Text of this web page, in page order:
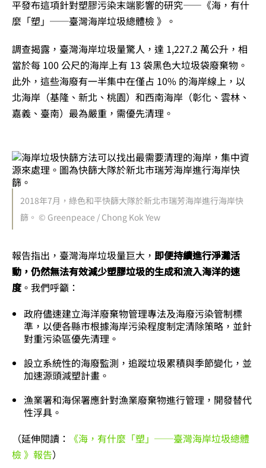
平發布這項針對塑膠污染末端影響的研究——《海，有什
麼「塑」──臺灣海岸垃圾總體檢 》。
調查揭露，臺灣海岸垃圾量驚人，達 1,227.2 萬公升，相
當於每 100 公尺的海岸上有 13 袋黑色大垃圾袋廢棄物。
此外，這些海廢有一半集中在僅占 10% 的海岸線上，以
北海岸（基隆、新北、桃園）和西南海岸（彰化、雲林、
嘉義、臺南）最為嚴重，需優先清理。
2018年7月，綠色和平快篩大隊於新北市瑞芳海岸進行海岸快
篩。 © Greenpeace / Chong Kok Yew
報告指出，臺灣海岸垃圾量巨大， 即便持續進行淨灘活
動，仍然無法有效減少塑膠垃圾的生成和流入海洋的速
度 。我們呼籲：
政府儘速建立海洋廢棄物管理專法及海廢污染管制標
準，以便各縣市根據海岸污染程度制定清除策略，並針
對重污染區優先清理。
設立系統性的海廢監測，追蹤垃圾累積與季節變化，並
加速源頭減塑計畫。
漁業署和海保署應針對漁業廢棄物進行管理，開發替代
性浮具。
（延伸閱讀： 《海，有什麼「塑」──臺灣海岸垃圾總體
檢 》報告）